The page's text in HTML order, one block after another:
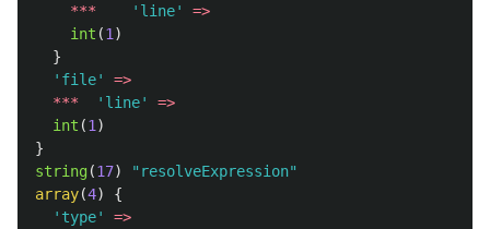
***
'line'
=>
int (1 )
}
'file'
=>
***
'line'
=>
int (1 )
}
string(17)
"resolveExpression"
array(4)
{
'type'
=>